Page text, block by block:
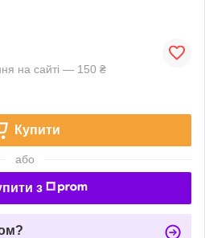
на сайті — 150 ₴
Купити
або
з